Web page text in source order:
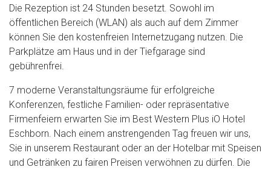
Die Rezeption ist 24 Stunden besetzt. Sowohl im
öffentlichen Bereich (WLAN) als auch auf dem Zimmer
können Sie den kostenfreien Internetzugang nutzen. Die
Parkplätze am Haus und in der Tiefgarage sind
gebührenfrei.
7 moderne Veranstaltungsräume für erfolgreiche
Konferenzen, festliche Familien- oder repräsentative
Firmenfeiern erwarten Sie im Best Western Plus iO Hotel
Eschborn. Nach einem anstrengenden Tag freuen wir uns,
Sie in unserem Restaurant oder an der Hotelbar mit Speisen
und Getränken zu fairen Preisen verwöhnen zu dürfen. Die